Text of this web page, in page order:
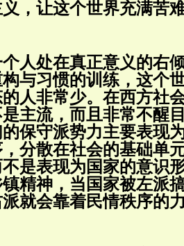
，让这个世界充满苦
人处在真正意义的右
与习惯的训练，这个
人非常少。在西方社
主流，而且非常不醒
保守派势力主要表现
分散在社会的基础单
是表现为国家的意识
精神，当国家被左派
就会靠着民情秩序的